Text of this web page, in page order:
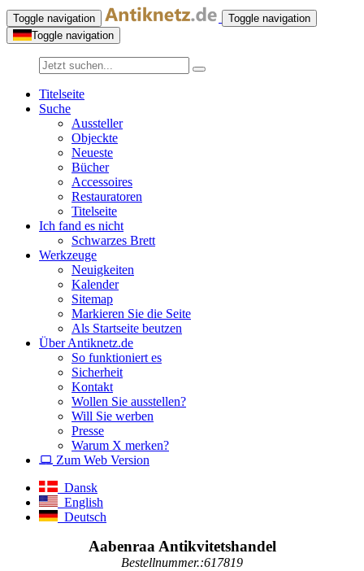
Toggle navigation
Toggle navigation
Toggle navigation
Titelseite
Suche
Aussteller
Objeckte
Neueste
Bücher
Accessoires
Restauratoren
Titelseite
Ich fand es nicht
Schwarzes Brett
Werkzeuge
Neuigkeiten
Kalender
Sitemap
Markieren Sie die Seite
Als Startseite beutzen
Über Antiknetz.de
So funktioniert es
Sicherheit
Kontakt
Wollen Sie ausstellen?
Will Sie werben
Presse
Warum X merken?
Zum Web Version
Dansk
English
Deutsch
Aabenraa Antikvitetshandel
Bestellnummer.:617819